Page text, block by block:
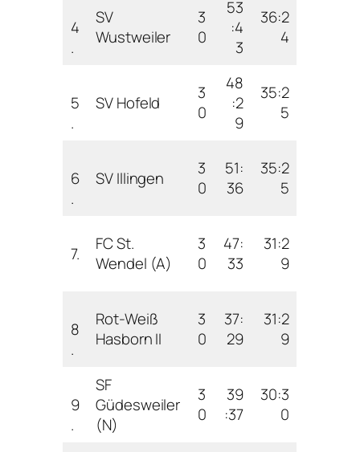
4
.
SV
Wustweiler
3
0
53
:4
3
36:2
4
5
.
SV Hofeld
3
0
48
:2
9
35:2
5
6
.
SV Illingen
3
0
51:
36
35:2
5
7.
FC St.
Wendel (A)
3
0
47:
33
31:2
9
8
.
Rot-Weiß
Hasborn II
3
0
37:
29
31:2
9
9
.
SF
Güdesweiler
(N)
3
0
39
:37
30:3
0